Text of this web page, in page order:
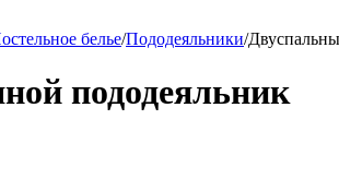
белье/Пододеяльники/
пододеяльник